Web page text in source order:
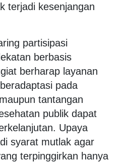
terjadi kesenjangan
partisipasi
berbasis
berharap layanan
pada
tantangan
publik dapat
Upaya
syarat mutlak agar
terpinggirkan hanya